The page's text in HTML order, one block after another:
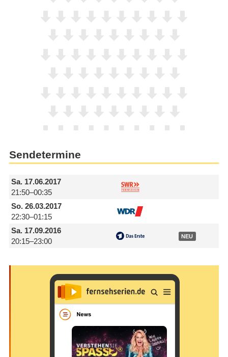
Sendetermine
Sa.17.06.2017
21:50–00:35
So.26.03.2017
22:30–01:15
Sa.17.09.2016
20:15–23:00
NEU